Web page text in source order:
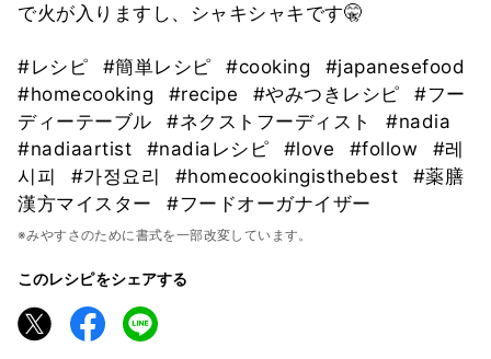
で火が入りますし、シャキシャキです🤫
#レシピ #簡単レシピ #cooking
#japanesefood
#homecooking
#recipe #やみつきレシピ
#フー
ディーテーブル
#ネクストフーディスト
#nadia
#nadiaartist
#nadiaレシピ #love #follow
#레
시피
#가정요리 #homecookingisthebest
#薬膳
漢方マイスター
#フードオーガナイザー
※みやすさのために書式を一部改変しています。
このレシピをシェアする